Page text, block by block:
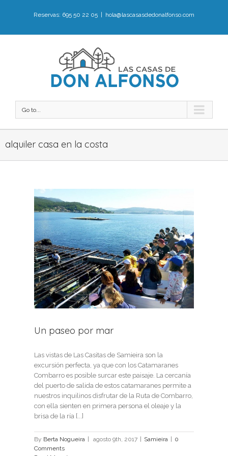
Reservas: 695 50 22 05 hola@lascasasdedonalfonso.com
Go to...
alquiler casa en la costa
Un paseo por mar
Las vistas de Las Casitas de Samieira son la
excursión perfecta, ya que con los Catamaranes
Combarro es posible surcar este paisaje. La cercanía
del puerto de salida de estos catamaranes permite a
nuestros inquilinos disfrutar de la Ruta de Combarro,
con ella sienten en primera persona el oleaje y la
brisa de la ría [...]
By Berta Nogueira agosto 9th, 2017 Samieira
0
Comments